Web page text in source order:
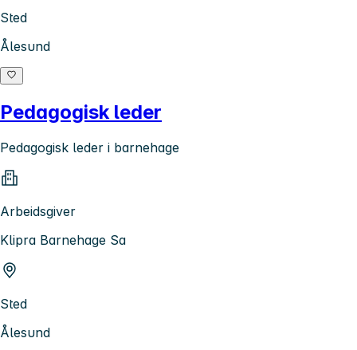
Sted
Ålesund
Pedagogisk leder
Pedagogisk leder i barnehage
Arbeidsgiver
Klipra Barnehage Sa
Sted
Ålesund